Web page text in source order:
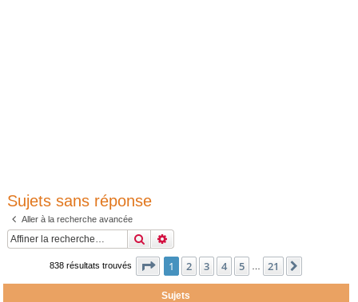
Sujets sans réponse
Aller à la recherche avancée
Rechercher
838 résultats trouvés Page 1sur21
1 2 3 4 5 21
Sujets